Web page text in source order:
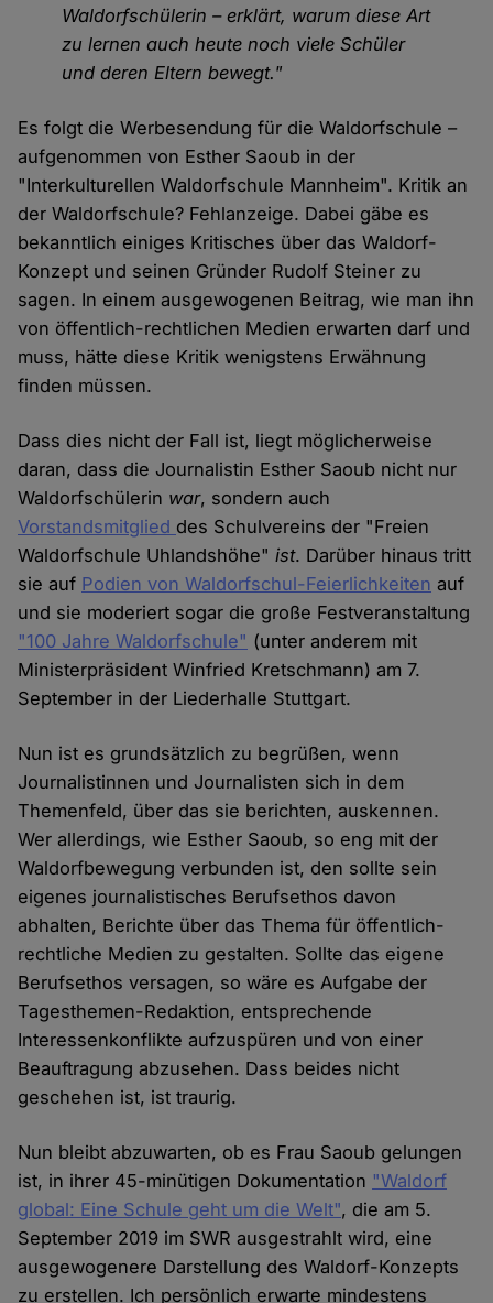
Waldorfschülerin – erklärt, warum diese Art
zu lernen auch heute noch viele Schüler
und deren Eltern bewegt."
Es folgt die Werbesendung für die Waldorfschule –
aufgenommen von Esther Saoub in der
"Interkulturellen Waldorfschule Mannheim". Kritik an
der Waldorfschule? Fehlanzeige. Dabei gäbe es
bekanntlich einiges Kritisches über das Waldorf-
Konzept und seinen Gründer Rudolf Steiner zu
sagen. In einem ausgewogenen Beitrag, wie man ihn
von öffentlich-rechtlichen Medien erwarten darf und
muss, hätte diese Kritik wenigstens Erwähnung
finden müssen.
Dass dies nicht der Fall ist, liegt möglicherweise
daran, dass die Journalistin Esther Saoub nicht nur
Waldorfschülerin war, sondern auch
Vorstandsmitglied des Schulvereins der "Freien
Waldorfschule Uhlandshöhe"ist. Darüber hinaus tritt
sie auf Podien von Waldorfschul-Feierlichkeiten auf
und sie moderiert sogar die große Festveranstaltung
"100 Jahre Waldorfschule" (unter anderem mit
Ministerpräsident Winfried Kretschmann) am 7.
September in der Liederhalle Stuttgart.
Nun ist es grundsätzlich zu begrüßen, wenn
Journalistinnen und Journalisten sich in dem
Themenfeld, über das sie berichten, auskennen.
Wer allerdings, wie Esther Saoub, so eng mit der
Waldorfbewegung verbunden ist, den sollte sein
eigenes journalistisches Berufsethos davon
abhalten, Berichte über das Thema für öffentlich-
rechtliche Medien zu gestalten. Sollte das eigene
Berufsethos versagen, so wäre es Aufgabe der
Tagesthemen-Redaktion, entsprechende
Interessenkonflikte aufzuspüren und von einer
Beauftragung abzusehen. Dass beides nicht
geschehen ist, ist traurig.
Nun bleibt abzuwarten, ob es Frau Saoub gelungen
ist, in ihrer 45-minütigen Dokumentation "Waldorf
global: Eine Schule geht um die Welt", die am 5.
September 2019 im SWR ausgestrahlt wird, eine
ausgewogenere Darstellung des Waldorf-Konzepts
zu erstellen. Ich persönlich erwarte mindestens